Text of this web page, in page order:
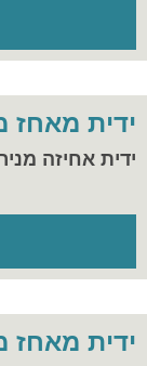
ידית מאחז
ידית אחיזה
ידית מאחז